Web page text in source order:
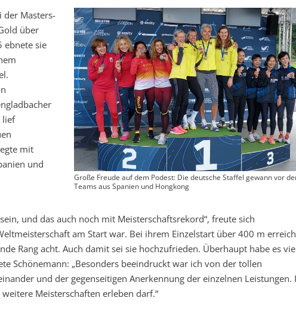
der Masters-
über
ebnete sie
lief
mit
und
Große Freude auf dem Podest: Die deutsche Staffel gewann vor
Teams aus Spanien und Hongkong
und das auch noch mit Meisterschaftsrekord“, freute sich
am Start war. Bei ihrem Einzelstart über 400 m
Rang acht. Auch damit sei sie hochzufrieden. Überhaupt habe es
Schönemann: „Besonders beeindruckt war ich von der tollen
und der gegenseitigen Anerkennung der einzelnen Leistungen.
Meisterschaften erleben darf.“